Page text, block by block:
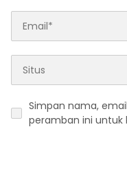
Simpan nama,
peramban ini untuk